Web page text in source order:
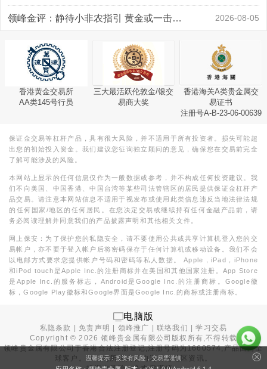
领峰金评：静待小非农指引 黄金或一击破局 2026-08-05
香港黄金交易所
AA类145号行员
三大最活跃伦敦金/银交
易商大奖
香港海关A类贵金属交
易证书
注册号A-B-23-06-00639
保证金交易等杠杆产品，具有很大风险，并不适用于所有投资者。损失可能超
出您的初始投入资金。我们建议您征询独立顾问的意见，确保您在交易前完全
了解可能涉及的风险。
本网站上显示的任何信息仅作为一般数据或参考，并不构成任何投资建议。我
们不向美国、中国香港、中国台湾等某些司法管辖区的居民提供保证金杠杆产
品交易。请注意本网站信息不适用于视发布或使用此类信息违反当地法律法规
的任何国家/地区的任何居民。在您决定交易或继续持有任何金融产品前，请
务必阅读理解并同意我们的产品披露声明和其他相关文件。
网上保安：为了保护您的私隐安全，请不要使用公共或共享计算机登入您的交
易帐户，亦不要于登入帐户后将密码保存于任何计算机或移动设备。我们不会
以电邮方式要求您提供帐户号码和密码等私人数据。 Apple，iPad，iPhone
和iPod touch是Apple Inc.的注册商标并在美国和其他国家注册。App Store
是Apple Inc.的服务标志，Android是Google Inc.的注册商标。Google徽
标，Google Play徽标和Google界面是Google Inc.的商标或注册商标。
电脑版
私隐条款 |免责声明 领峰推广 |联络我们 |学习交易
Copyright ©2026 领峰贵金属有限公司版权所有,不得转载
领峰贵金属有限公司于香港合法注册登记,注册号码为1660574,产品面向全
球客户。本站内所有内容均为香港地区资讯。
温馨提示：投资有风险，交易需谨慎